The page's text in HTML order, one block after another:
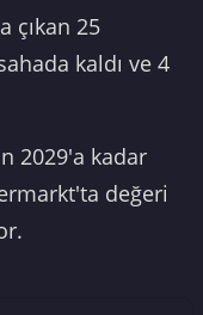
çıkan 25
kaldı ve 4
2029'a kadar
değeri